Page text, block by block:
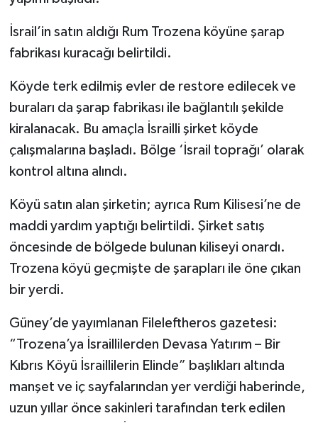
İsrail’in satın aldığı Rum Trozena köyüne şarap
fabrikası kuracağı belirtildi.
Köyde terk edilmiş evler de restore edilecek ve
buraları da şarap fabrikası ile bağlantılı şekilde
kiralanacak. Bu amaçla İsrailli şirket köyde
çalışmalarına başladı. Bölge ‘İsrail toprağı’ olarak
kontrol altına alındı.
Köyü satın alan şirketin; ayrıca Rum Kilisesi’ne de
maddi yardım yaptığı belirtildi. Şirket satış
öncesinde de bölgede bulunan kiliseyi onardı.
Trozena köyü geçmişte de şarapları ile öne çıkan
bir yerdi.
Güney’de yayımlanan Fileleftheros gazetesi:
“Trozena’ya İsraillilerden Devasa Yatırım – Bir
Kıbrıs Köyü İsraillilerin Elinde” başlıkları altında
manşet ve iç sayfalarından yer verdiği haberinde,
uzun yıllar önce sakinleri tarafından terk edilen